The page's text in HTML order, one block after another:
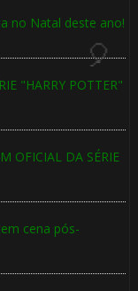
no Natal deste ano!
"HARRY POTTER"
OFICIAL DA SÉRIE
cena pós-